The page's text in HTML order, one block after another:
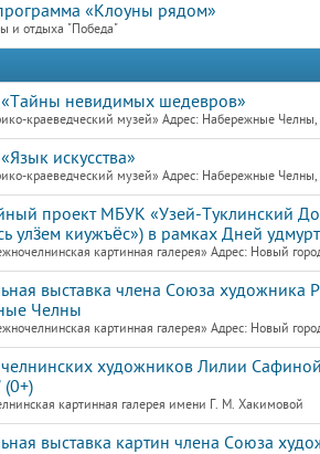
«Клоуны рядом»
и отдыха "Победа"
«Тайны невидимых шедевров»
краеведческий музей» Адрес: Набережные Челны,
искусства»
краеведческий музей» Адрес: Набережные Челны,
проект МБУК «Узей-Туклинский
улӟем киужъёс») в рамках Дней
картинная галерея» Адрес: Новый
выставка члена Союза художника
Челны
картинная галерея» Адрес: Новый
челнинских художников Лилии
(0+)
картинная галерея имени Г. М. Хакимовой
выставка картин члена Союза